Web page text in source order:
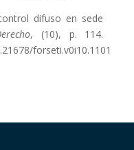
difuso en sede
, (10), p. 114.
forseti.v0i10.1101